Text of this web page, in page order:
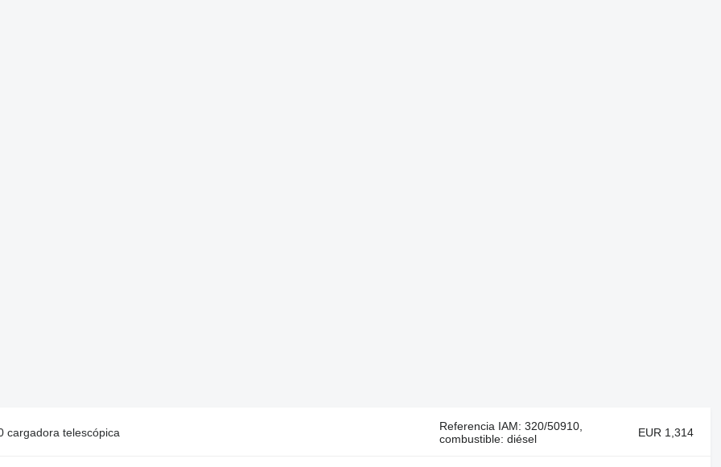
cargadora telescópica
Referencia IAM: 320/50910,
combustible: diésel
EUR 1,314